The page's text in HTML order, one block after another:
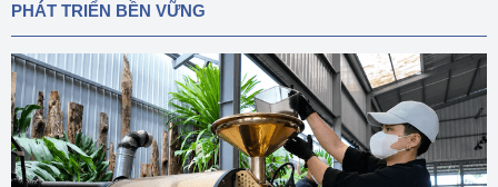
PHÁT TRIỂN BỀN VỮNG